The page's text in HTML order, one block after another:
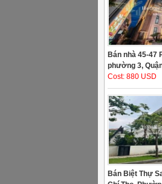
Bán nhà 45-47
phường 3,
Cost: 880 USD
Bán Biệt Thự